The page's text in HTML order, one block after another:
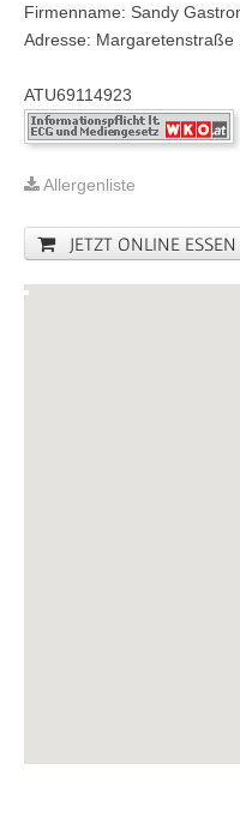
Firmenname: Sandy
Adresse: Margaretenstraße
ATU69114923
Allergenliste
JETZT ONLINE ESSEN